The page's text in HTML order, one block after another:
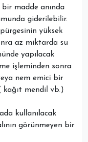
bir madde anında
giderilebilir.
yüksek
az miktarda su
yapılacak
işleminden sonra
nem emici bir
kağıt mendil vb.)
kullanılacak
görünmeyen bir